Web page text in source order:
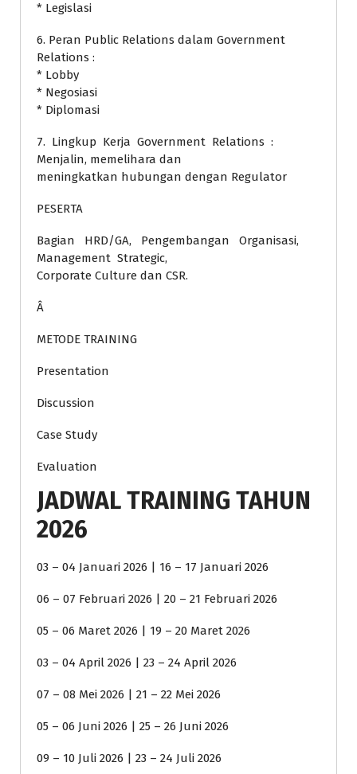
* Legislasi
6. Peran Public Relations dalam Government
Relations :
* Lobby
* Negosiasi
* Diplomasi
7. Lingkup Kerja Government Relations :
Menjalin, memelihara dan
meningkatkan hubungan dengan Regulator
PESERTA
Bagian HRD/GA, Pengembangan Organisasi,
Management Strategic,
Corporate Culture dan CSR.
Â
METODE TRAINING
Presentation
Discussion
Case Study
Evaluation
JADWAL TRAINING TAHUN
2026
03 – 04 Januari 2026 | 16 – 17 Januari 2026
06 – 07 Februari 2026 | 20 – 21 Februari 2026
05 – 06 Maret 2026 | 19 – 20 Maret 2026
03 – 04 April 2026 | 23 – 24 April 2026
07 – 08 Mei 2026 | 21 – 22 Mei 2026
05 – 06 Juni 2026 | 25 – 26 Juni 2026
09 – 10 Juli 2026 | 23 – 24 Juli 2026